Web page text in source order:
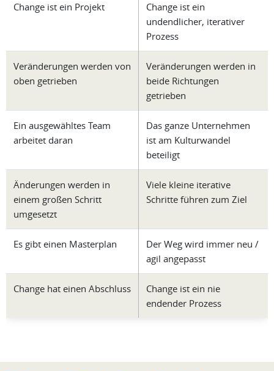
Change ist ein Projekt
Change ist ein
undendlicher, iterativer
Prozess
Veränderungen werden von
oben getrieben
Veränderungen werden in
beide Richtungen
getrieben
Ein ausgewähltes Team
arbeitet daran
Das ganze Unternehmen
ist am Kulturwandel
beteiligt
Änderungen werden in
einem großen Schritt
umgesetzt
Viele kleine iterative
Schritte führen zum Ziel
Es gibt einen Masterplan
Der Weg wird immer neu /
agil angepasst
Change hat einen Abschluss
Change ist ein nie
endender Prozess